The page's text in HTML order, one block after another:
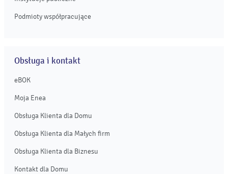
Podmioty współpracujące
Obsługa i kontakt
eBOK
Moja Enea
Obsługa Klienta dla Domu
Obsługa Klienta dla Małych firm
Obsługa Klienta dla Biznesu
Kontakt dla Domu